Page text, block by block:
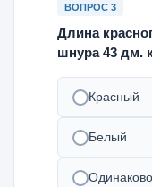
ВОПРОС 3
Длина
шнура 43 дм.
Красный
Белый